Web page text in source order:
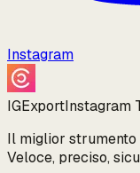
Instagram
IGExportInstagram
Il miglior
Veloce, preciso,